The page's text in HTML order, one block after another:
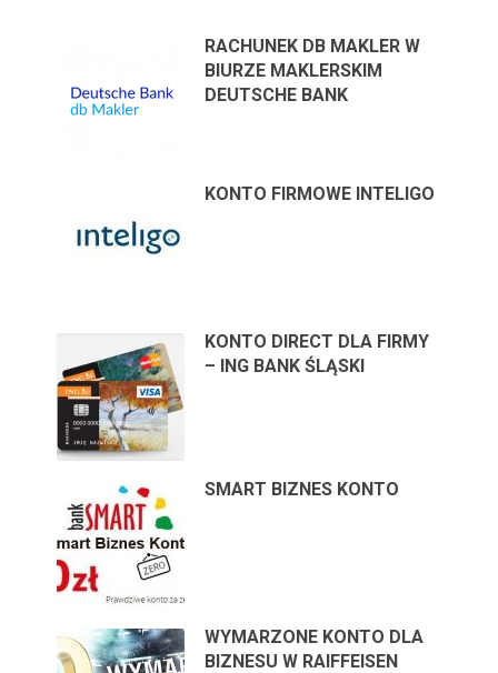
RACHUNEK DB MAKLER W
BIURZE MAKLERSKIM
DEUTSCHE BANK
KONTO FIRMOWE INTELIGO
KONTO DIRECT DLA FIRMY
– ING BANK ŚLĄSKI
SMART BIZNES KONTO
WYMARZONE KONTO DLA
BIZNESU W RAIFFEISEN